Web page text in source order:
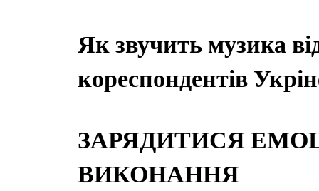
Як звучить музика
кореспондентів
ЗАРЯДИТИСЯ
ВИКОНАННЯ